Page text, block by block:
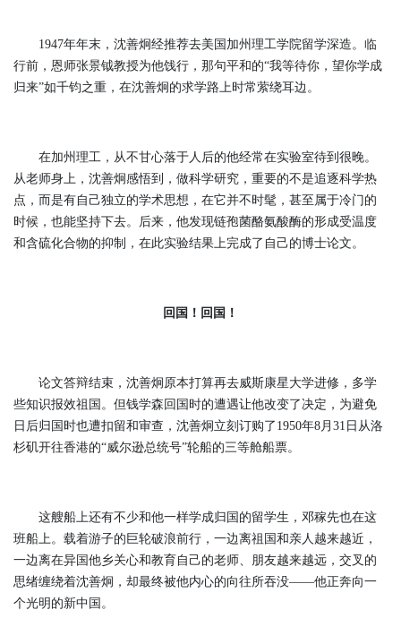
1947年年末，沈善炯经推荐去美国加州理工学院留学深造。临
行前，恩师张景钺教授为他饯行，那句平和的“我等待你，望你学成
归来”如千钧之重，在沈善炯的求学路上时常萦绕耳边。
在加州理工，从不甘心落于人后的他经常在实验室待到很晚。
从老师身上，沈善炯感悟到，做科学研究，重要的不是追逐科学热
点，而是有自己独立的学术思想，在它并不时髦，甚至属于冷门的
时候，也能坚持下去。后来，他发现链孢菌酪氨酸酶的形成受温度
和含硫化合物的抑制，在此实验结果上完成了自己的博士论文。
回国！回国！
论文答辩结束，沈善炯原本打算再去威斯康星大学进修，多学
些知识报效祖国。但钱学森回国时的遭遇让他改变了决定，为避免
日后归国时也遭扣留和审查，沈善炯立刻订购了1950年8月31日从洛
杉矶开往香港的“威尔逊总统号”轮船的三等舱船票。
这艘船上还有不少和他一样学成归国的留学生，邓稼先也在这
班船上。载着游子的巨轮破浪前行，一边离祖国和亲人越来越近，
一边离在异国他乡关心和教育自己的老师、朋友越来越远，交叉的
思绪缠绕着沈善炯，却最终被他内心的向往所吞没——他正奔向一
个光明的新中国。